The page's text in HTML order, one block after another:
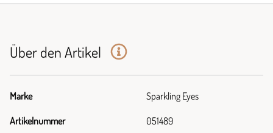
Über den Artikel
Marke Sparkling Eyes
Artikelnummer 051489